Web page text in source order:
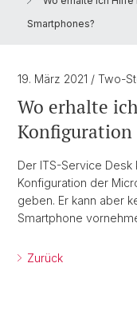
Smartphones?
19. März 2021 / Two-
Wo erhalte
Konfiguration
Der ITS-Service
Konfiguration der
geben. Er kann aber
Smartphone
Zurück